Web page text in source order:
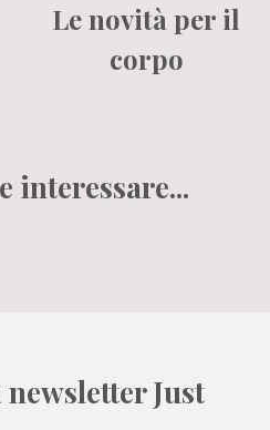
Le novità per il
corpo
interessare...
Just